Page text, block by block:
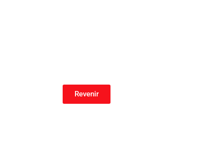
Revenir